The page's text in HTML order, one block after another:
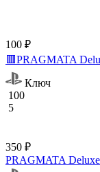
100 ₽
🟥PRAGMATA
Ключ
100
5
350 ₽
PRAGMATA